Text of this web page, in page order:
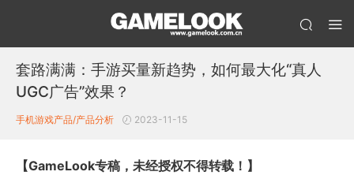
套路满满：手游买量新趋势，如何最大化“真人
UGC广告”效果？
手机游戏产品/产品分析 2023-11-15
【GameLook专稿，未经授权不得转载！】